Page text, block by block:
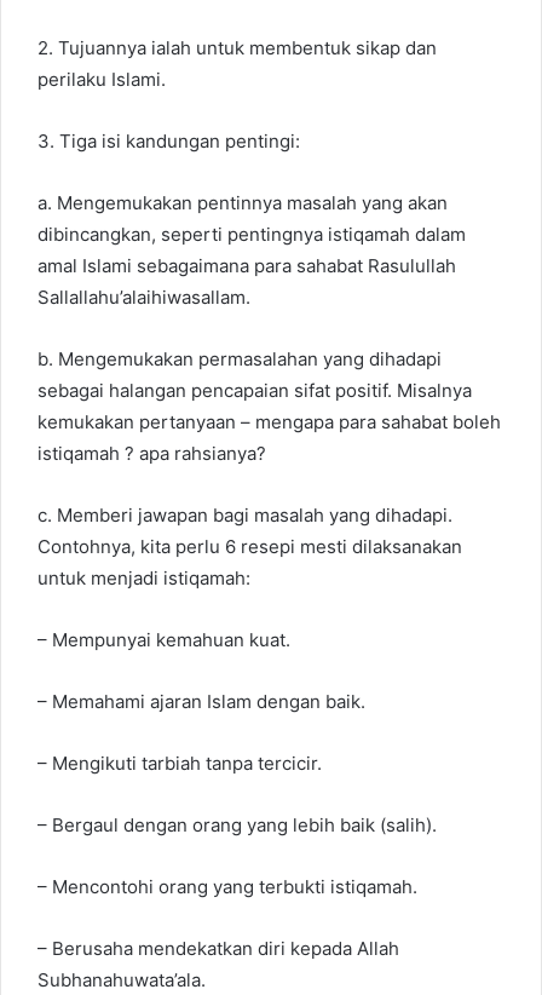
2. Tujuannya ialah untuk membentuk sikap dan
perilaku Islami.
3. Tiga isi kandungan pentingi:
a. Mengemukakan pentinnya masalah yang akan
dibincangkan, seperti pentingnya istiqamah dalam
amal Islami sebagaimana para sahabat Rasulullah
Sallallahu’alaihiwasallam.
b. Mengemukakan permasalahan yang dihadapi
sebagai halangan pencapaian sifat positif. Misalnya
kemukakan pertanyaan – mengapa para sahabat boleh
istiqamah ? apa rahsianya?
c. Memberi jawapan bagi masalah yang dihadapi.
Contohnya, kita perlu 6 resepi mesti dilaksanakan
untuk menjadi istiqamah:
– Mempunyai kemahuan kuat.
– Memahami ajaran Islam dengan baik.
– Mengikuti tarbiah tanpa tercicir.
– Bergaul dengan orang yang lebih baik (salih).
– Mencontohi orang yang terbukti istiqamah.
– Berusaha mendekatkan diri kepada Allah
Subhanahuwata’ala.